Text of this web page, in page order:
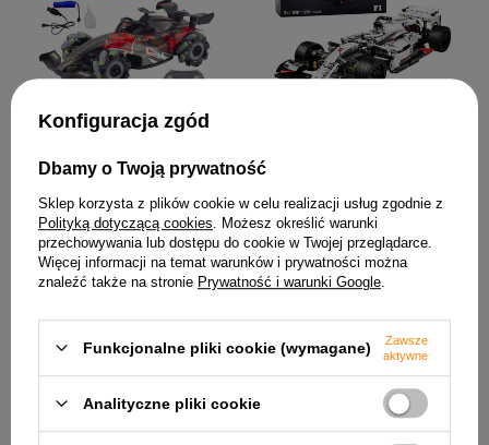
Wyścigówka Zdalnie
Dźwięki Para Wodna
Czerwona
99,61 zł
190,16 zł
Konfiguracja zgód
Dbamy o Twoją prywatność
Sklep korzysta z plików cookie w celu realizacji usług zgodnie z
Polityką dotyczącą cookies . Możesz określić warunki
przechowywania lub dostępu do cookie w Twojej przeglądarce.
Więcej informacji na temat warunków i prywatności można
znaleźć także na stronie Prywatność i warunki Google
Funkcjonalne pliki cookie (wymagane)
Zawsze
aktywne
Analityczne pliki cookie